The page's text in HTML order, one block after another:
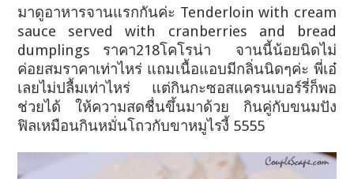
มาดูอาหารจานแรกกันค่ะ Tenderloin with cream
sauce served with cranberries and bread
dumplings ราคา218โคโรน่า จานนี้น้อยนิดไม่
ค่อยสมราคาเท่าไหร่ แถมเนื้อแอบมีกลิ่นนิดๆค่ะ พี่เอ๋
เลยไม่ปลื้มเท่าไหร่ แต่กินกะซอสแครนเบอร์รี่ก็พอ
ช่วยได้ ให้ความสดชื่นขึ้นมาด้วย กินคู่กับขนมปัง
ฟิลเหมือนกินหมั่นโถวกับขาหมูไรงี้ 5555